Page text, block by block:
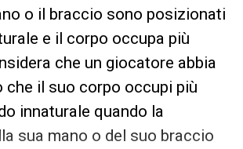
o il braccio sono posizionati
e il corpo occupa più
che un giocatore abbia
il suo corpo occupi più
innaturale quando la
sua mano o del suo braccio